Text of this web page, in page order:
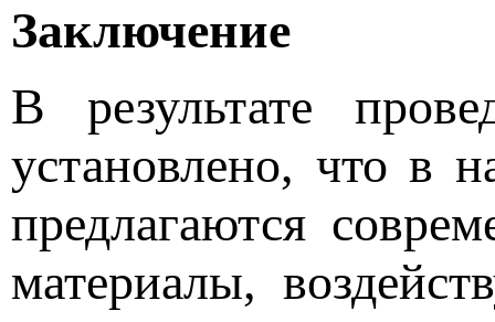
Заключение
В результате
установлено, что в
предлагаются
материалы,